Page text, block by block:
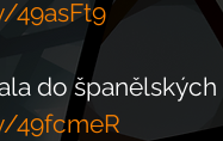
49asFt9
do
49fcmeR